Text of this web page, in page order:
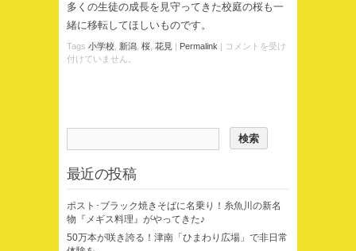
多くの生徒の成長を見守ってきた校庭の桜も一
緒に移転してほしいものです。
Tags 小学校 新潟 桜 花見 | Permalink | コメントを受け
付けていません。
最近の投稿
ポスト･ブラック焼きそばに名乗り！糸魚川の新名
物『メギス料理』がやってきた♪
50万本が咲き誇る！津南「ひまわり広場」で非日常